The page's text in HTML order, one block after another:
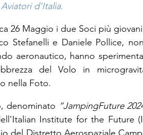
d’Italia.
26 Maggio i due Soci più
Stefanelli e Daniele Pollice,
aeronautico, hanno
del Volo in
nella Foto.
denominato “JampingFuture
Institute for the Future